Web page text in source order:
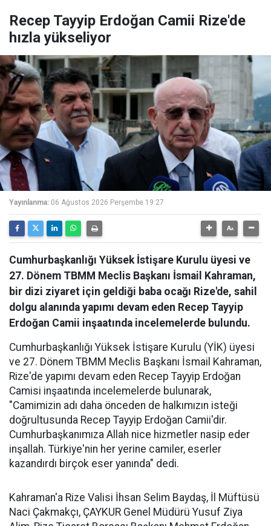
Recep Tayyip Erdoğan Camii Rize'de
hızla yükseliyor
Yayınlanma: 06 Ağustos 2026 Perşembe 19:27
Cumhurbaşkanlığı Yüksek İstişare Kurulu üyesi ve
27. Dönem TBMM Meclis Başkanı İsmail Kahraman,
bir dizi ziyaret için geldiği baba ocağı Rize'de, sahil
dolgu alanında yapımı devam eden Recep Tayyip
Erdoğan Camii inşaatında incelemelerde bulundu.
Cumhurbaşkanlığı Yüksek İstişare Kurulu (YİK) üyesi
ve 27. Dönem TBMM Meclis Başkanı İsmail Kahraman,
Rize'de yapımı devam eden Recep Tayyip Erdoğan
Camisi inşaatında incelemelerde bulunarak,
"Camimizin adı daha önceden de halkımızın isteği
doğrultusunda Recep Tayyip Erdoğan Camii'dir.
Cumhurbaşkanımıza Allah nice hizmetler nasip eder
inşallah. Türkiye'nin her yerine camiler, eserler
kazandırdı birçok eser yanında" dedi.
Kahraman'a Rize Valisi İhsan Selim Baydaş, İl Müftüsü
Naci Çakmakçı, ÇAYKUR Genel Müdürü Yusuf Ziya